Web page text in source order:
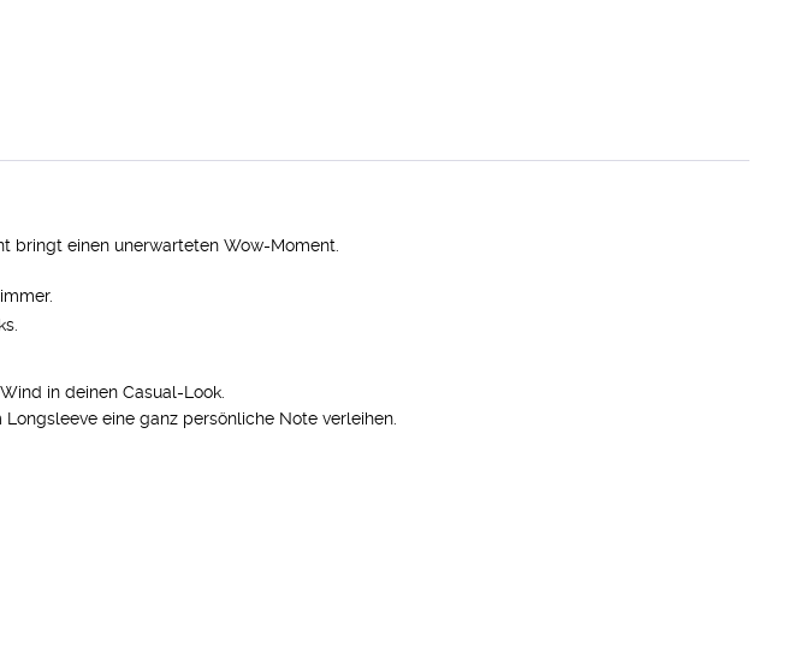
bringt einen unerwarteten Wow-Moment.
in deinen Casual-Look.
eine ganz persönliche Note verleihen.